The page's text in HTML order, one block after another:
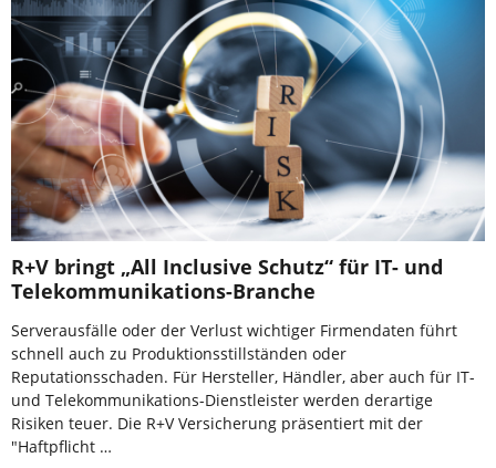
R+V bringt „All Inclusive Schutz“ für IT- und
Telekommunikations-Branche
Serverausfälle oder der Verlust wichtiger Firmendaten führt
schnell auch zu Produktionsstillständen oder
Reputationsschaden. Für Hersteller, Händler, aber auch für IT-
und Telekommunikations-Dienstleister werden derartige
Risiken teuer. Die R+V Versicherung präsentiert mit der
"Haftpflicht …